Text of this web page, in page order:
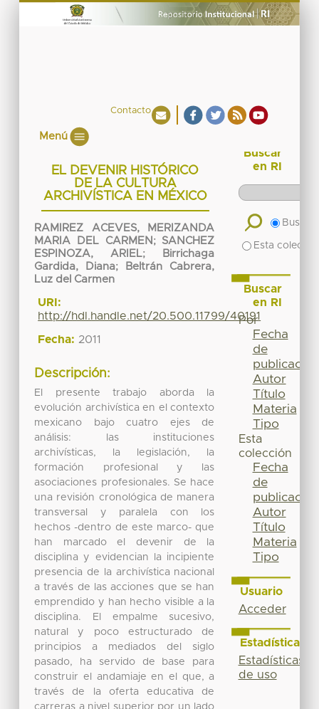
Contacto
Menú
EL DEVENIR HISTÓRICO
DE LA CULTURA
ARCHIVÍSTICA EN MÉXICO
RAMIREZ ACEVES, MERIZANDA
MARIA DEL CARMEN ; SANCHEZ
ESPINOZA, ARIEL;
Birrichaga
Gardida, Diana;
Beltrán Cabrera,
Luz del Carmen
URI:
http://hdl.handle.net/20.500.11799/40191
Fecha: 2011
Descripción:
El presente trabajo aborda la
evolución archivística en el contexto
mexicano bajo cuatro ejes de
análisis: las instituciones
archivísticas, la legislación, la
formación profesional y las
asociaciones profesionales. Se hace
una revisión cronológica de manera
transversal y paralela con los
hechos -dentro de este marco- que
han marcado el devenir de la
disciplina y evidencian la incipiente
presencia de la archivística nacional
a través de las acciones que se han
emprendido y han hecho visible a la
disciplina. El empalme sucesivo,
natural y poco estructurado de
principios a mediados del siglo
pasado, ha servido de base para
construir el andamiaje en el que, a
través de la oferta educativa de
carreras a nivel superior por un lado
Buscar
en RI
Buscar
Esta
Buscar
en RI
Por
Fecha
de
publicación
Autor
Título
Materia
Tipo
Esta
colección
Fecha
de
publicación
Autor
Título
Materia
Tipo
Usuario
Acceder
Estadísticas
Estadísticas
de uso